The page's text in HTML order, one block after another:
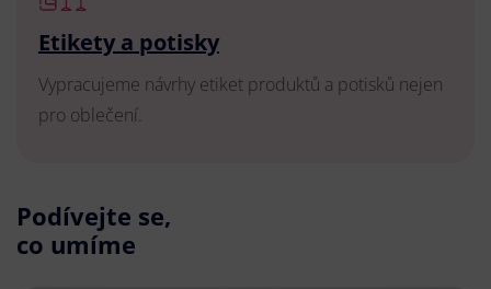
Etikety a potisky
Vypracujeme návrhy etiket produktů a potisků nejen
pro oblečení.
Podívejte se,
co umíme